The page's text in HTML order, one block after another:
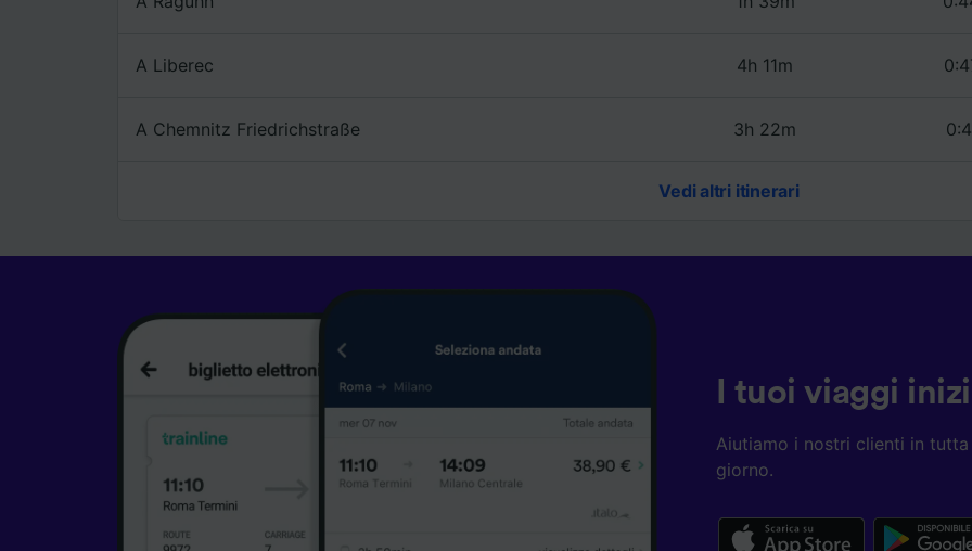
A Liberec 4h 11m
A Chemnitz Friedrichstraße 3h 22m
Vedi altri itinerari
I tuoi viaggi
Aiutiamo i nostri clienti in
giorno.